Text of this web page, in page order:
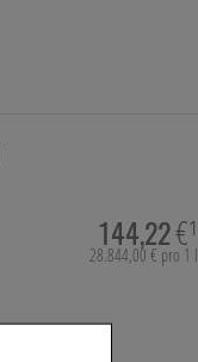
144,22€¹
28.844,00 € pro 1 l